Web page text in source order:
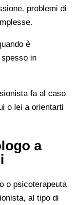
problemi di
è
in
fa al caso
o lei a orientarti
a
o psicoterapeuta
al tipo di